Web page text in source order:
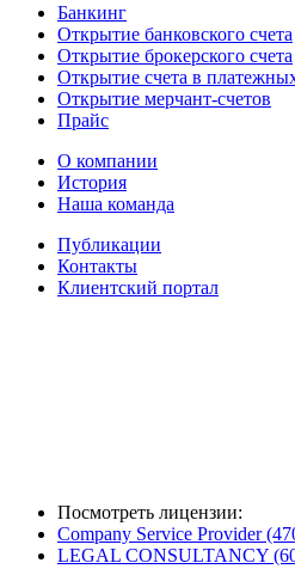
Банкинг
Открытие банковского счета
Открытие брокерского счета
Открытие счета в
Открытие мерчант-счетов
Прайс
О компании
История
Наша команда
Публикации
Контакты
Клиентский портал
Посмотреть лицензии:
Company Service Provider
LEGAL CONSULTANCY